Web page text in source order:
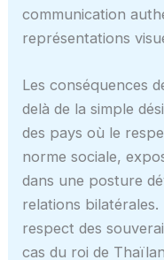
communication
représentations
Les conséquences
delà de la simple
des pays où le
norme sociale,
dans une posture
relations
respect des
cas du roi de